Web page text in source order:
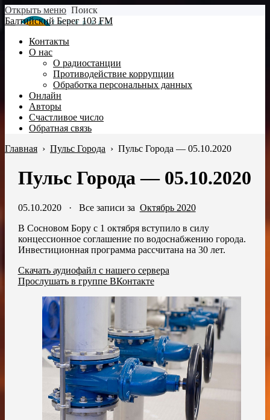
Открыть меню Поиск
Балтийский Берег 103 FM
Контакты
О нас
О радиостанции
Противодействие коррупции
Обработка персональных данных
Онлайн
Авторы
Счастливое число
Обратная связь
Главная › Пульс Города › Пульс Города — 05.10.2020
Пульс Города — 05.10.2020
05.10.2020· Все записи за Октябрь 2020
В Сосновом Бору с 1 октября вступило в силу
концессионное соглашение по водоснабжению города.
Инвестиционная программа рассчитана на 30 лет.
Скачать аудиофайл с нашего сервера
Прослушать в группе ВКонтакте